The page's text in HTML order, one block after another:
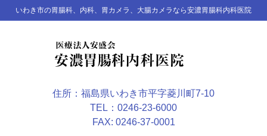
いわき市の胃腸科、内科、胃カメラ、大腸カメラなら安濃胃腸科内科医院
住所：福島県いわき市平字菱川町7-10
TEL：0246-23-6000
FAX: 0246-37-0001